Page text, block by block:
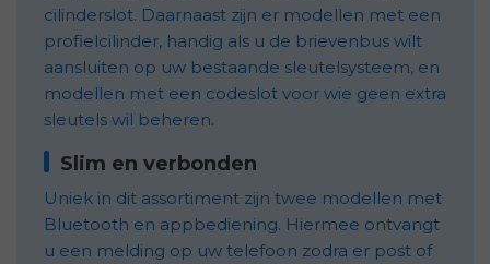
cilinderslot. Daarnaast zijn er modellen met een
profielcilinder, handig als u de brievenbus wilt
aansluiten op uw bestaande sleutelsysteem, en
modellen met een codeslot voor wie geen extra
sleutels wil beheren.
Slim en verbonden
Uniek in dit assortiment zijn twee modellen met
Bluetooth en appbediening. Hiermee ontvangt
u een melding op uw telefoon zodra er post of